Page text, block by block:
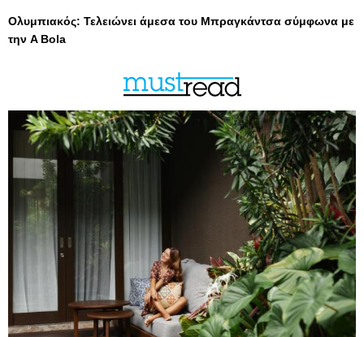
Ολυμπιακός: Τελειώνει άμεσα του Μπραγκάντσα σύμφωνα με
την A Bola